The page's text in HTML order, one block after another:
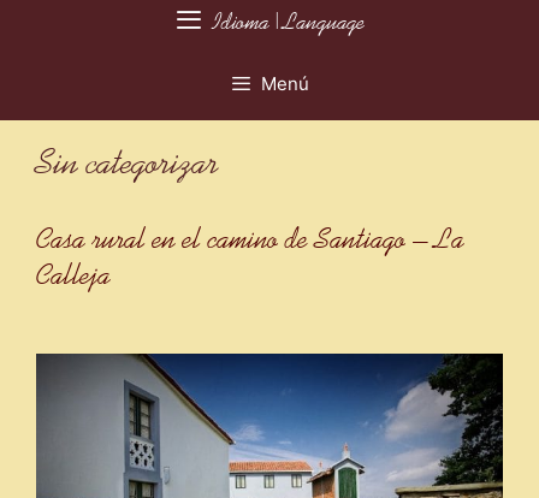
Idioma | Language
Menú
Sin categorizar
Casa rural en el camino de Santiago – La
Calleja